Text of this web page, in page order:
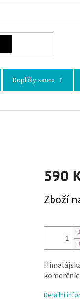
Doplňky sauna
590
Zboží
Detailní